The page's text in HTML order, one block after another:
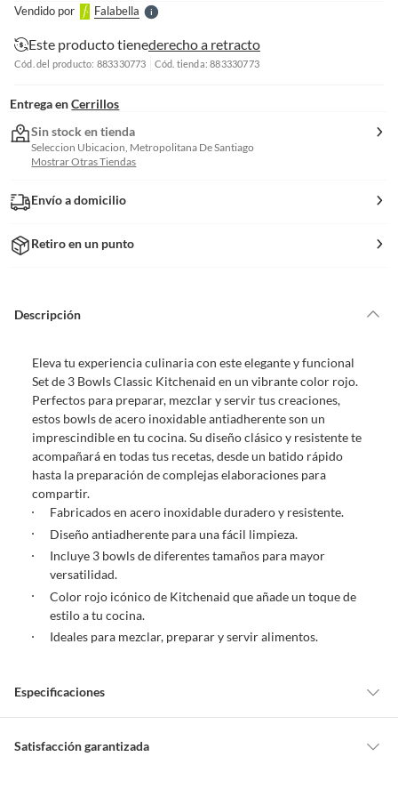
Vendido por FalabellaS
Este producto tienederecho a retracto
Cód. del producto: 883330773 Cód. tienda: 883330773
Entrega en Cerrillos
Sin stock en tienda
Seleccion Ubicacion, Metropolitana De Santiago
Mostrar Otras Tiendas
Envío a domicilio
Retiro en un punto
Descripción
Eleva tu experiencia culinaria con este elegante y funcional
Set de 3 Bowls Classic Kitchenaid en un vibrante color rojo.
Perfectos para preparar, mezclar y servir tus creaciones,
estos bowls de acero inoxidable antiadherente son un
imprescindible en tu cocina. Su diseño clásico y resistente te
acompañará en todas tus recetas, desde un batido rápido
hasta la preparación de complejas elaboraciones para
compartir.
Fabricados en acero inoxidable duradero y resistente.
Diseño antiadherente para una fácil limpieza.
Incluye 3 bowls de diferentes tamaños para mayor
versatilidad.
Color rojo icónico de Kitchenaid que añade un toque de
estilo a tu cocina.
Ideales para mezclar, preparar y servir alimentos.
Especificaciones
Condicion del
Satisfacción garantizada